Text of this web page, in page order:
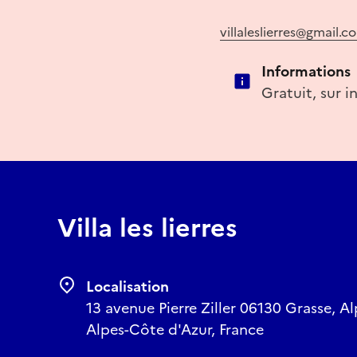
Informations
Gratuit, sur
Villa les lierres
Localisation
13 avenue Pierre Ziller 06130 Grasse,
Alpes-Côte d'Azur, France